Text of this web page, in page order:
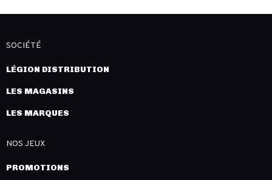
SOCIÉTÉ
LÉGION DISTRIBUTION
LES MAGASINS
LES MARQUES
NOS JEUX
PROMOTIONS